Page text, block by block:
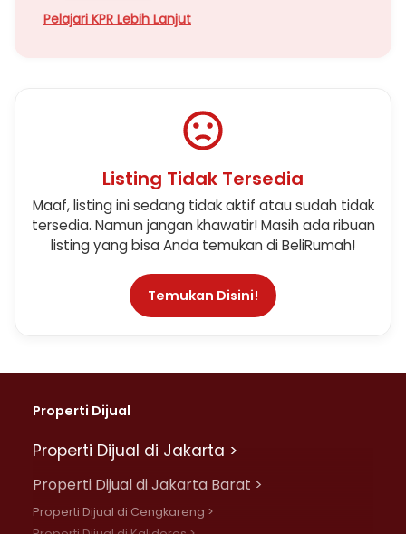
Pelajari KPR Lebih Lanjut
Listing Tidak Tersedia
Maaf, listing ini sedang tidak aktif atau sudah tidak
tersedia. Namun jangan khawatir! Masih ada ribuan
listing yang bisa Anda temukan di BeliRumah!
Temukan Disini!
Properti Dijual
Properti Dijual di Jakarta >
Properti Dijual di Jakarta Barat >
Properti Dijual di Cengkareng >